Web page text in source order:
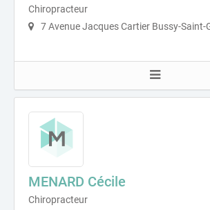
Chiropracteur
7 Avenue Jacques Cartier Bussy-Saint-
MENARD Cécile
Chiropracteur